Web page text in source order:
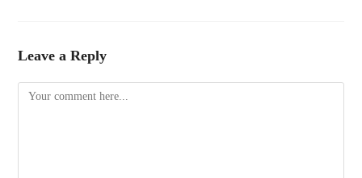
Leave a Reply
Comment